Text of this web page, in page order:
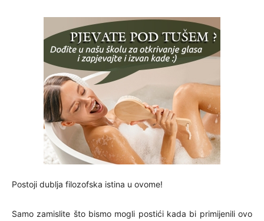
Postoji dublja filozofska istina u ovome!
Samo zamislite što bismo mogli postići kada bi primijenili ovo